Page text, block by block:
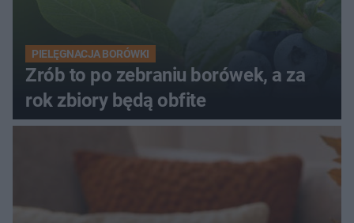
PIELĘGNACJA BORÓWKI
Zrób to po zebraniu borówek, a za
rok zbiory będą obfite